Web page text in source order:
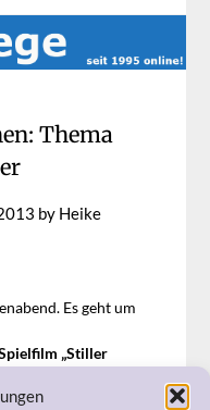
Thema
by Heike
Es geht um
„Stiller
ab 21:45 Uhr in